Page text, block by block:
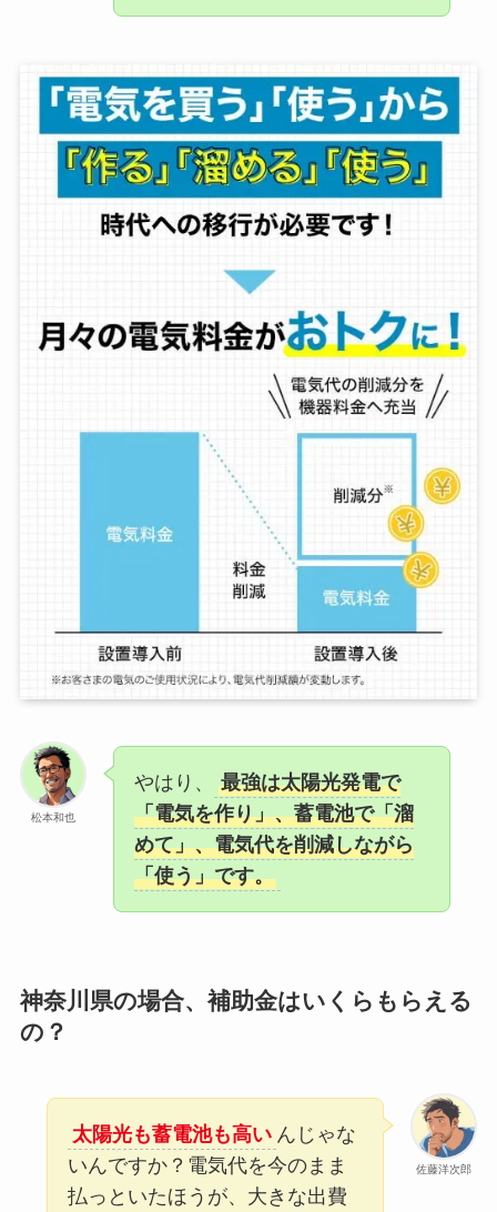
松本和也
やはり、
最強は太陽光発電で
「電気を作り」、蓄電池で「溜
めて」、電気代を削減しながら
「使う」です。
神奈川県の場合、補助金はいくらもらえる
の？
佐藤洋次郎
太陽光も蓄電池も高い んじゃな
いんですか？電気代を今のまま
払っといたほうが、大きな出費